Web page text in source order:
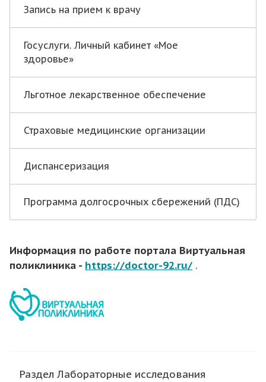
Запись на прием к врачу
Госуслуги. Личный кабинет «Мое
здоровье»
Льготное лекарственное обеспечение
Страховые медицинские организации
Диспансеризация
Программа долгосрочных сбережений (ПДС)
Информация по работе портала Виртуальная
поликлиника - https://doctor-92.ru/ .
Раздел Лабораторные исследования